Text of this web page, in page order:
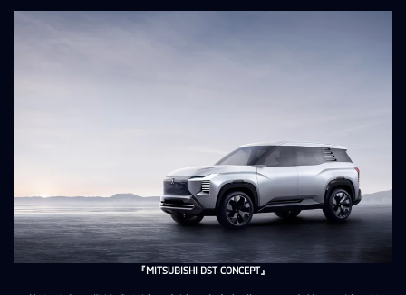
『MITSUBISHI DST CONCEPT』